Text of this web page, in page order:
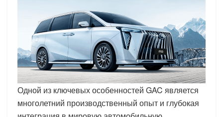
Одной из ключевых особенностей GAC является
многолетний производственный опыт и глубокая